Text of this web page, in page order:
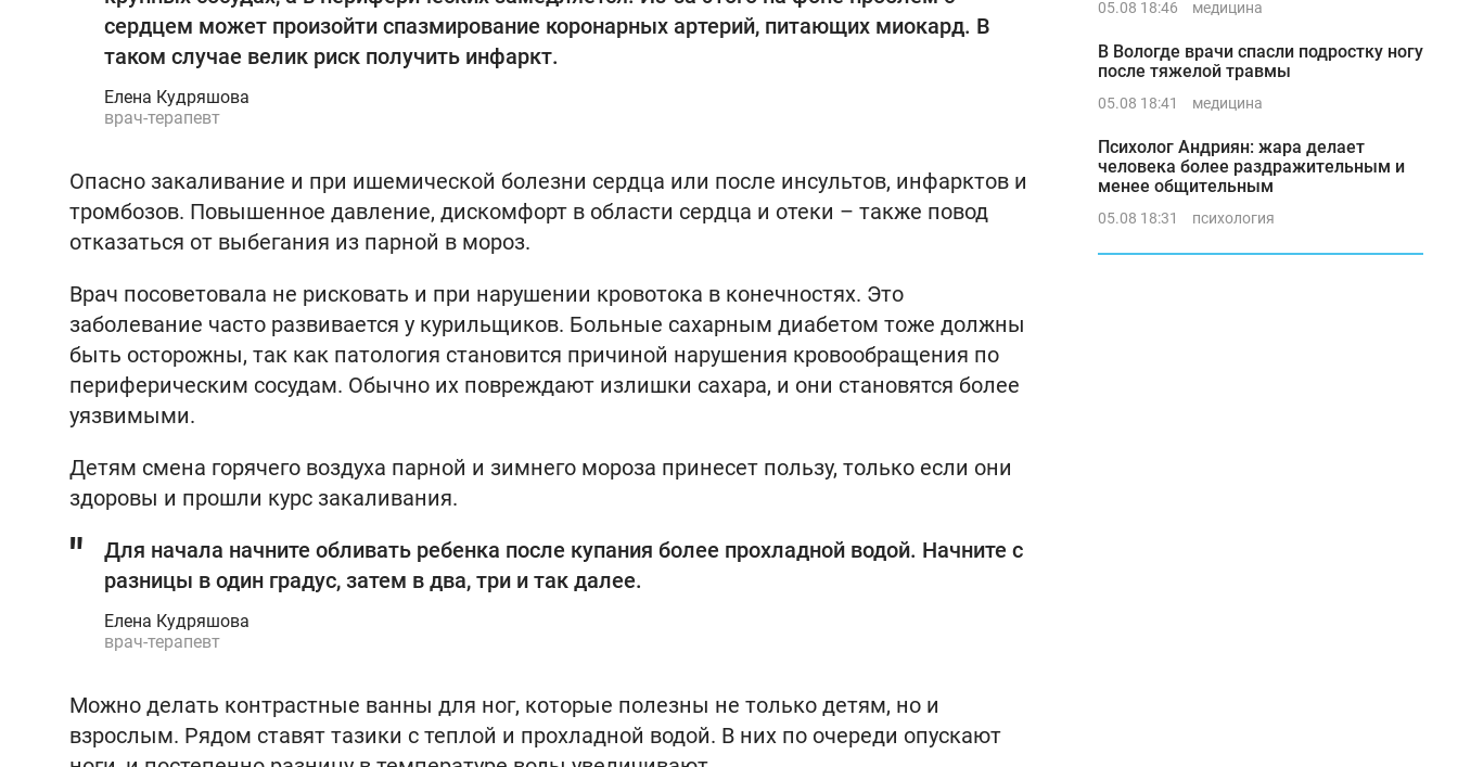
сердцем может произойти спазмирование коронарных артерий, питающих миокард. В
таком случае велик риск получить инфаркт.
Елена Кудряшова
врач-терапевт
Опасно закаливание и при ишемической болезни сердца или после инсультов, инфарктов и
тромбозов. Повышенное давление, дискомфорт в области сердца и отеки – также повод
отказаться от выбегания из парной в мороз.
Врач посоветовала не рисковать и при нарушении кровотока в конечностях. Это
заболевание часто развивается у курильщиков. Больные сахарным диабетом тоже должны
быть осторожны, так как патология становится причиной нарушения кровообращения по
периферическим сосудам. Обычно их повреждают излишки сахара, и они становятся более
уязвимыми.
Детям смена горячего воздуха парной и зимнего мороза принесет пользу, только если они
здоровы и прошли курс закаливания.
Для начала начните обливать ребенка после купания более прохладной водой. Начните с
разницы в один градус, затем в два, три и так далее.
Елена Кудряшова
врач-терапевт
Можно делать контрастные ванны для ног, которые полезны не только детям, но и
взрослым. Рядом ставят тазики с теплой и прохладной водой. В них по очереди опускают
05.08 18:46 медицина
В Вологде врачи спасли подростку ногу
после тяжелой травмы
05.08 18:41 медицина
Психолог Андриян: жара делает
человека более раздражительным и
менее общительным
05.08 18:31 психология